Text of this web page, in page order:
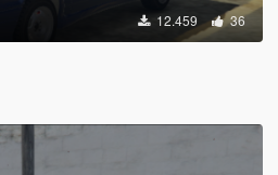
12.459 36